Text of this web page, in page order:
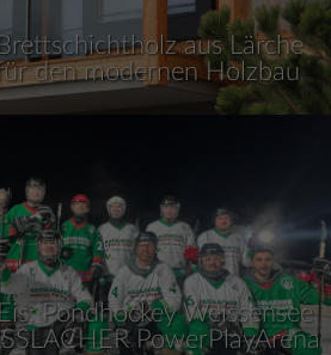
aus Lärche
den modernen Holzbau
Pondhockey Weissensee
PowerPlayArena